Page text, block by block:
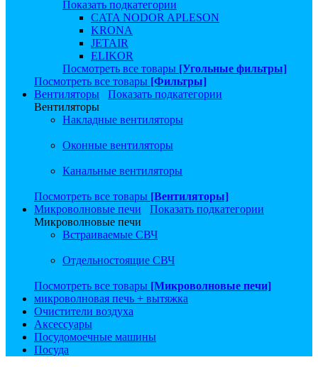
Показать подкатегории
CATA NODOR APLESON
KRONA
JETAIR
ELIKOR
Посмотреть все товары [Угольные фильтры]
Посмотреть все товары [Фильтры]
Вентиляторы
Показать подкатегории
Вентиляторы
Накладные вентиляторы
Оконные вентиляторы
Канальные вентиляторы
Посмотреть все товары [Вентиляторы]
Микроволновые печи
Показать подкатегории
Микроволновые печи
Встраиваемые СВЧ
Отдельностоящие СВЧ
Посмотреть все товары [Микроволновые печи]
микроволновая печь + вытяжка
Очистители воздуха
Аксессуары
Посудомоечные машины
Посуда